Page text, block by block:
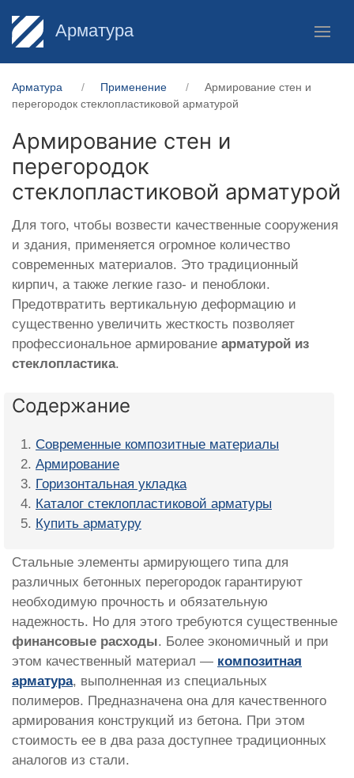
Арматура
Арматура Применение
Армирование стен и
перегородок стеклопластиковой арматурой
Армирование стен и
перегородок
стеклопластиковой арматурой
Для того, чтобы возвести качественные сооружения
и здания, применяется огромное количество
современных материалов. Это традиционный
кирпич, а также легкие газо- и пеноблоки.
Предотвратить вертикальную деформацию и
существенно увеличить жесткость позволяет
профессиональное армирование арматурой из
стеклопластика.
Содержание
Современные композитные материалы
Армирование
Горизонтальная укладка
Каталог стеклопластиковой арматуры
Купить арматуру
Стальные элементы армирующего типа для
различных бетонных перегородок гарантируют
необходимую прочность и обязательную
надежность. Но для этого требуются существенные
финансовые расходы. Более экономичный и при
этом качественный материал — композитная
арматура, выполненная из специальных
полимеров. Предназначена она для качественного
армирования конструкций из бетона. При этом
стоимость ее в два раза доступнее традиционных
аналогов из стали.